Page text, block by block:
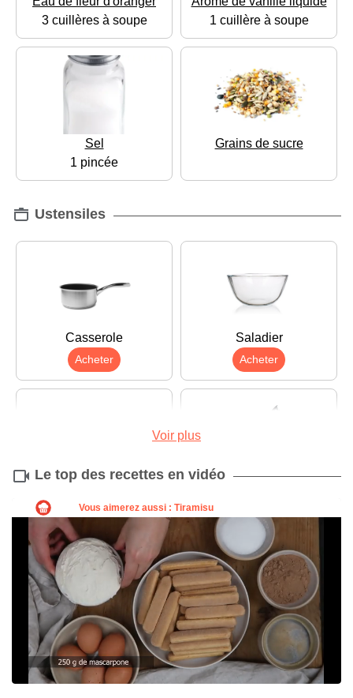
3 cuillères à soupe
1 cuillère à soupe
Sel
1 pincée
Grains de sucre
Ustensiles
Casserole
Acheter
Saladier
Acheter
Moule à tarte
Acheter
Fouet
Acheter
Voir plus
Le top des recettes en vidéo